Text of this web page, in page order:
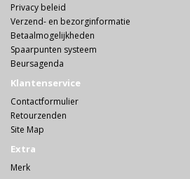
Privacy beleid
Verzend- en bezorginformatie
Betaalmogelijkheden
Spaarpunten systeem
Beursagenda
Klantenservice
Contactformulier
Retourzenden
Site Map
Extra
Merk